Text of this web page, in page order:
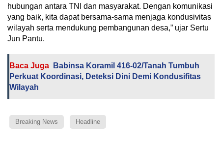
hubungan antara TNI dan masyarakat. Dengan komunikasi
yang baik, kita dapat bersama-sama menjaga kondusivitas
wilayah serta mendukung pembangunan desa,” ujar Sertu
Jun Pantu.
Baca Juga
Babinsa Koramil 416-02/Tanah Tumbuh
Perkuat Koordinasi, Deteksi Dini Demi Kondusifitas
Wilayah
Breaking News Headline